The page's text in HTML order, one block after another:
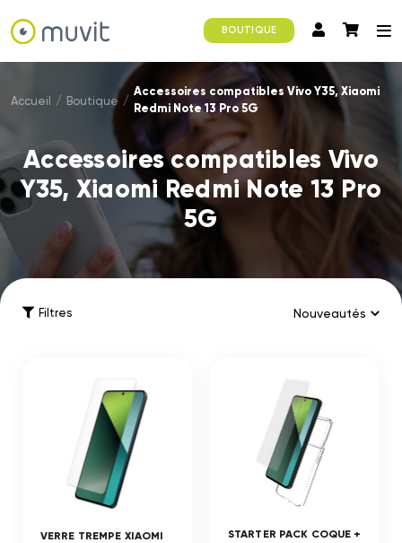
BOUTIQUE
Accueil / Boutique /
Accessoires compatibles Vivo Y35, Xiaomi
Redmi Note 13 Pro 5G
Accessoires compatibles Vivo
Y35, Xiaomi Redmi Note 13 Pro
5G
Filtres
VERRE TREMPE XIAOMI
STARTER PACK COQUE +